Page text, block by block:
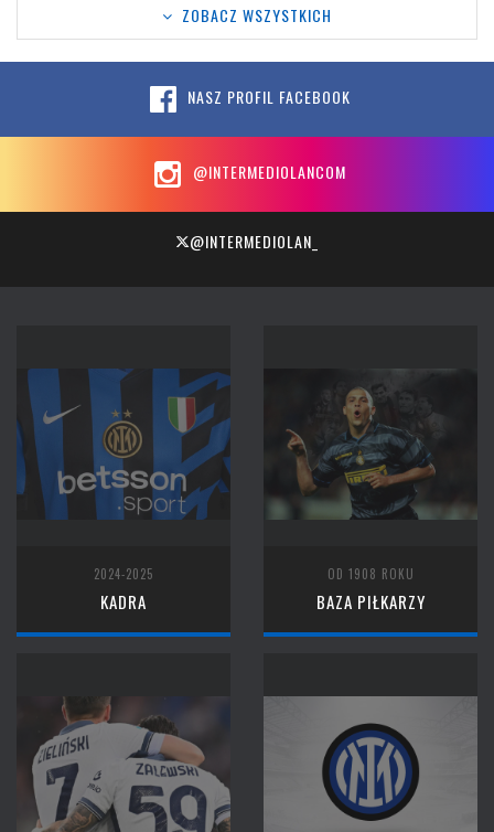
ZOBACZ WSZYSTKICH
NASZ PROFIL FACEBOOK
@INTERMEDIOLANCOM
@INTERMEDIOLAN_
2024-2025
KADRA
OD 1908 ROKU
BAZA PIŁKARZY